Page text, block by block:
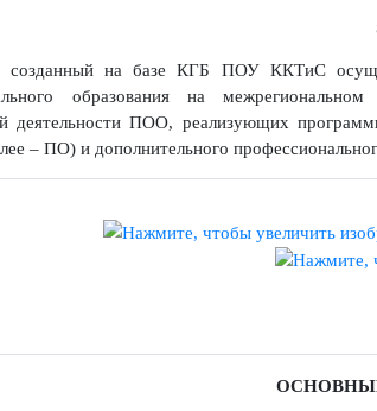
созданный на базе КГБ ПОУ ККТиС
образования на
(далее – ПО) и дополнительного